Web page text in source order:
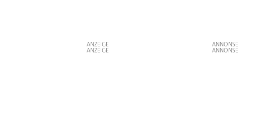
ANZEIGE
ANZEIGE